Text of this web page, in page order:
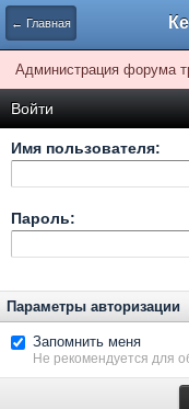
← Главная
Администрация форума
Войти
Имя пользователя:
Пароль:
Параметры авторизации
Запомнить меня
Не рекомендуется для